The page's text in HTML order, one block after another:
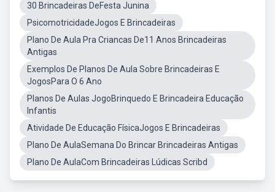
30 Brincadeiras DeFesta Junina
PsicomotricidadeJogos E Brincadeiras
Plano De Aula Pra Criancas De11 Anos Brincadeiras
Antigas
Exemplos De Planos De Aula Sobre Brincadeiras E
JogosPara O 6 Ano
Planos De Aulas JogoBrinquedo E Brincadeira Educação
Infantis
Atividade De Educação FísicaJogos E Brincadeiras
Plano De AulaSemana Do Brincar Brincadeiras Antigas
Plano De AulaCom Brincadeiras Lúdicas Scribd